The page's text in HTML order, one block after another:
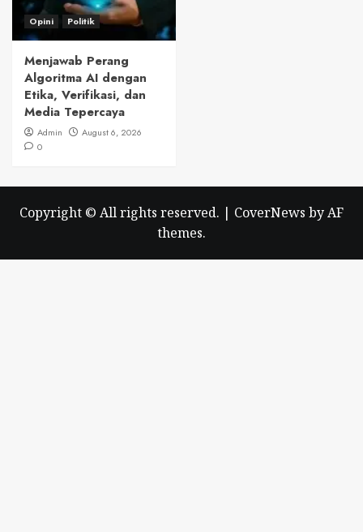
Opini Politik
Menjawab Perang
Algoritma AI dengan
Etika, Verifikasi, dan
Media Tepercaya
Admin
August 6, 2026
0
Copyright © All rights reserved. | CoverNews by AF
themes.